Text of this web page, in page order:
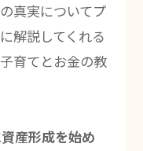
真実についてプ
解説してくれる
育てとお金の教
産形成を始め